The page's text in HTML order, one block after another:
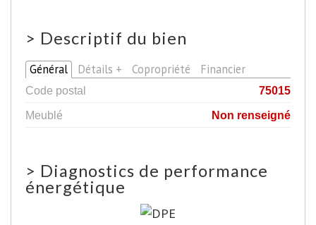
> Descriptif du bien
Général Détails + Copropriété Financier
Code postal
75015
Meublé
Non renseigné
> Diagnostics de performance
énergétique